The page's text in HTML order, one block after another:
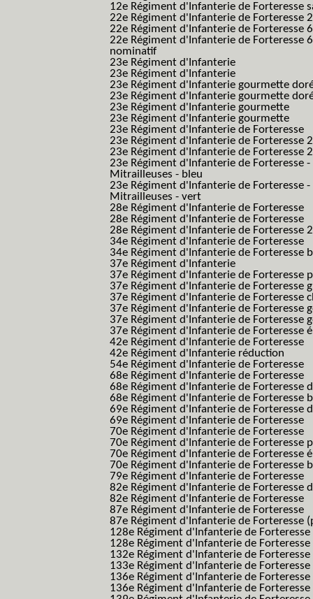
12e Régiment d'Infanterie de Forteresse
22e Régiment d'Infanterie de Forteresse
22e Régiment d'Infanterie de Forteresse
22e Régiment d'Infanterie de Forteresse
nominatif
23e Régiment d'Infanterie
23e Régiment d'Infanterie
23e Régiment d'Infanterie gourmette
23e Régiment d'Infanterie gourmette
23e Régiment d'Infanterie gourmette
23e Régiment d'Infanterie gourmette
23e Régiment d'Infanterie de Forteresse
23e Régiment d'Infanterie de Forteresse
23e Régiment d'Infanterie de Forteresse
23e Régiment d'Infanterie de Forteresse
Mitrailleuses - bleu
23e Régiment d'Infanterie de Forteresse
Mitrailleuses - vert
28e Régiment d'Infanterie de Forteresse
28e Régiment d'Infanterie de Forteresse
28e Régiment d'Infanterie de Forteresse
34e Régiment d'Infanterie de Forteresse
34e Régiment d'Infanterie de Forteresse
37e Régiment d'Infanterie
37e Régiment d'Infanterie de Forteresse
37e Régiment d'Infanterie de Forteresse
37e Régiment d'Infanterie de Forteresse
37e Régiment d'Infanterie de Forteresse
37e Régiment d'Infanterie de Forteresse
37e Régiment d'Infanterie de Forteresse
42e Régiment d'Infanterie de Forteresse
42e Régiment d'Infanterie réduction
54e Régiment d'Infanterie de Forteresse
68e Régiment d'Infanterie de Forteresse
68e Régiment d'Infanterie de Forteresse
68e Régiment d'Infanterie de Forteresse
69e Régiment d'Infanterie de Forteresse
69e Régiment d'Infanterie de Forteresse
70e Régiment d'Infanterie de Forteresse
70e Régiment d'Infanterie de Forteresse
70e Régiment d'Infanterie de Forteresse
70e Régiment d'Infanterie de Forteresse
79e Régiment d'Infanterie de Forteresse
82e Régiment d'Infanterie de Forteresse
82e Régiment d'Infanterie de Forteresse
87e Régiment d'Infanterie de Forteresse
87e Régiment d'Infanterie de Forteresse
128e Régiment d'Infanterie de Forteresse
128e Régiment d'Infanterie de
132e Régiment d'Infanterie de Forteresse
133e Régiment d'Infanterie de Forteresse
136e Régiment d'Infanterie de Forteresse
136e Régiment d'Infanterie de